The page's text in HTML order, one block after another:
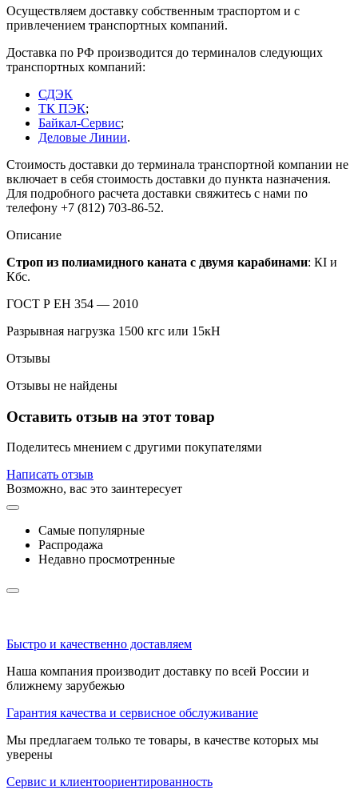
Осуществляем доставку собственным траспортом и с
привлечением транспортных компаний.
Доставка по РФ производится до терминалов следующих
транспортных компаний:
СДЭК
ТК ПЭК;
Байкал-Сервис;
Деловые Линии.
Стоимость доставки до терминала транспортной компании не
включает в себя стоимость доставки до пункта назначения.
Для подробного расчета доставки свяжитесь с нами по
телефону +7 (812) 703-86-52.
Описание
Строп из полиамидного каната с двумя карабинами: КI и
Кбс.
ГОСТ Р ЕН 354 — 2010
Разрывная нагрузка 1500 кгс или 15кН
Отзывы
Отзывы не найдены
Оставить отзыв на этот товар
Поделитесь мнением с другими покупателями
Написать отзыв
Возможно, вас это заинтересует
Самые популярные
Распродажа
Недавно просмотренные
Быстро и качественно доставляем
Наша компания производит доставку по всей России и
ближнему зарубежью
Гарантия качества и сервисное обслуживание
Мы предлагаем только те товары, в качестве которых мы
уверены
Сервис и клиентоориентированность